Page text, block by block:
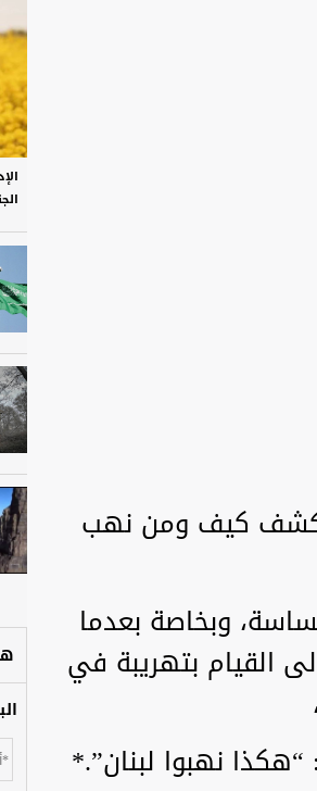
تكشف كيف ومن نهب
وبخاصة بعدما
القيام بتهريبة في
“هكذا نهبوا لبنان”.*